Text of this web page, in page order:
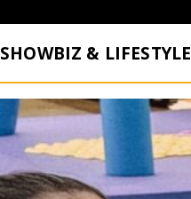
SHOWBIZ & LIFESTYLE